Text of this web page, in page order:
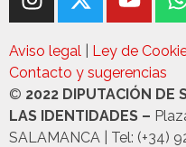
Aviso legal Ley de
Contacto y sugerencias
© 2022 DIPUTACIÓN DE
LAS IDENTIDADES –
SALAMANCA | Tel: (+34)